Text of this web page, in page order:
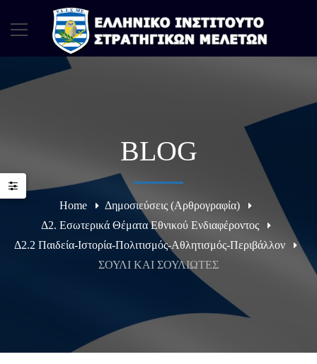
BLOG
Home
Δημοσιεύσεις (Αρθρογραφία)
Δ2. Εσωτερικά Θέματα Εθνικού Ενδιαφέροντος
Δ2.2 Παιδεία-Ιστορία-Πολιτισμός-Αθλητισμός-Περιβάλλον
ΣΟΥΛΙ ΚΑΙ ΣΟΥΛΙΩΤΕΣ